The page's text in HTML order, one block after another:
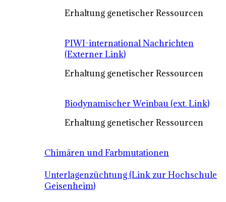
Erhaltung genetischer Ressourcen
PIWI-international Nachrichten
(Externer Link)
Erhaltung genetischer Ressourcen
Biodynamischer Weinbau (ext. Link)
Erhaltung genetischer Ressourcen
Chimären und Farbmutationen
Unterlagenzüchtung (Link zur Hochschule
Geisenheim)